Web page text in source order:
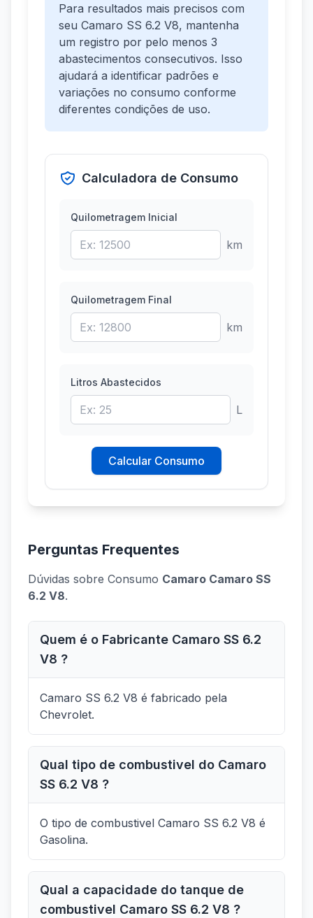
Para resultados mais precisos com
seu Camaro SS 6.2 V8, mantenha
um registro por pelo menos 3
abastecimentos consecutivos. Isso
ajudará a identificar padrões e
variações no consumo conforme
diferentes condições de uso.
Calculadora de Consumo
Quilometragem Inicial
km
Quilometragem Final
km
Litros Abastecidos
L
Calcular Consumo
Perguntas Frequentes
Dúvidas sobre Consumo Camaro Camaro SS
6.2 V8.
Quem é o Fabricante Camaro SS 6.2
V8 ?
Camaro SS 6.2 V8 é fabricado pela
Chevrolet.
Qual tipo de combustivel do Camaro
SS 6.2 V8 ?
O tipo de combustivel Camaro SS 6.2 V8 é
Gasolina.
Qual a capacidade do tanque de
combustivel Camaro SS 6.2 V8 ?